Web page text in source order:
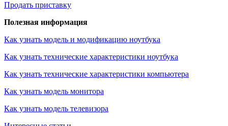
Продать приставку
Полезная информация
Как узнать модель и модификацию ноутбука
Как узнать технические характеристики ноутбука
Как узнать технические характеристики компьютера
Как узнать модель монитора
Как узнать модель телевизора